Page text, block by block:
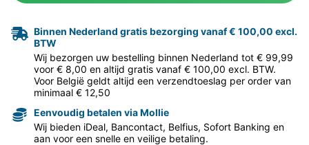
Binnen Nederland gratis bezorging vanaf € 100,00 excl.
BTW
Wij bezorgen uw bestelling binnen Nederland tot € 99,99
voor € 8,00 en altijd gratis vanaf € 100,00 excl. BTW.
Voor België geldt altijd een verzendtoeslag per order van
minimaal € 12,50
Eenvoudig betalen via Mollie
Wij bieden iDeal, Bancontact, Belfius, Sofort Banking en
aan voor een snelle en veilige betaling.